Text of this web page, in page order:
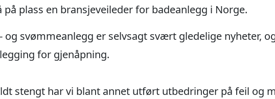
på plass en bransjeveileder for badeanlegg i Norge.
og svømmeanlegg er selvsagt svært gledelige nyheter,
for gjenåpning.
stengt har vi blant annet utført utbedringer på feil og